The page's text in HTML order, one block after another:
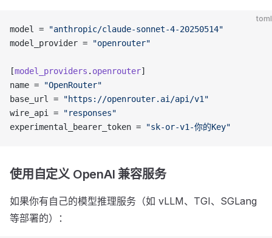
toml
model =
"anthropic/claude-sonnet-4-20250514"
model_provider =
"openrouter"
[model_providers . openrouter]
name =
"OpenRouter"
base_url =
"https://openrouter.ai/api/v1"
wire_api =
"responses"
experimental_bearer_token =
"sk-or-v1-你的Key"
使用自定义 OpenAI 兼容服务
如果你有自己的模型推理服务（如 vLLM、TGI、SGLang
等部署的）：